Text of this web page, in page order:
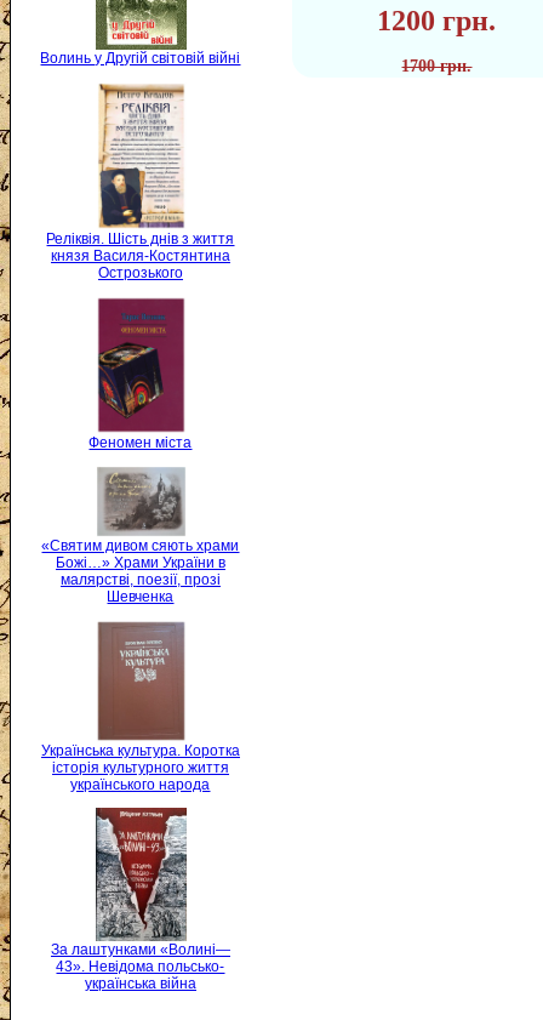
Волинь у Другій світовій війні
Реліквія. Шість днів з життя
князя Василя-Костянтина
Острозького
Феномен міста
«Святим дивом сяють храми
Божі…» Храми України в
малярстві, поезії, прозі
Шевченка
Українська культура. Коротка
історія культурного життя
українського народа
За лаштунками «Волині—
43». Невідома польсько-
українська війна
1200 грн.
1700 грн.